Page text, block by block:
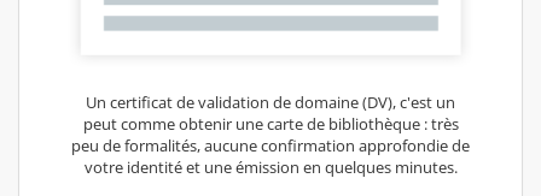
Un certificat de validation de domaine (DV), c'est un
peut comme obtenir une carte de bibliothèque : très
peu de formalités, aucune confirmation approfondie de
votre identité et une émission en quelques minutes.